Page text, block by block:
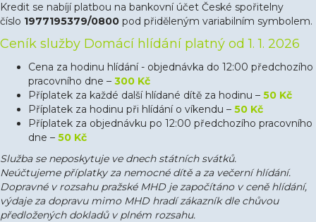
Kredit se nabíjí platbou na bankovní účet České spořitelny
číslo 1977195379/0800 pod přiděleným variabilním symbolem.
Ceník služby Domácí hlídání platný od 1. 1. 2026
Cena za hodinu hlídání - objednávka do 12:00 předchozího
pracovního dne – 300 Kč
Příplatek za každé další hlídané dítě za hodinu – 50 Kč
Příplatek za hodinu při hlídání o víkendu – 50 Kč
Příplatek za objednávku po 12:00 předchozího pracovního
dne – 50 Kč
Služba se neposkytuje ve dnech státních svátků.
Neúčtujeme příplatky za nemocné dítě a za večerní hlídání.
Dopravné v rozsahu pražské MHD je započítáno v ceně hlídání,
výdaje za dopravu mimo MHD hradí zákazník dle chůvou
předložených dokladů v plném rozsahu.